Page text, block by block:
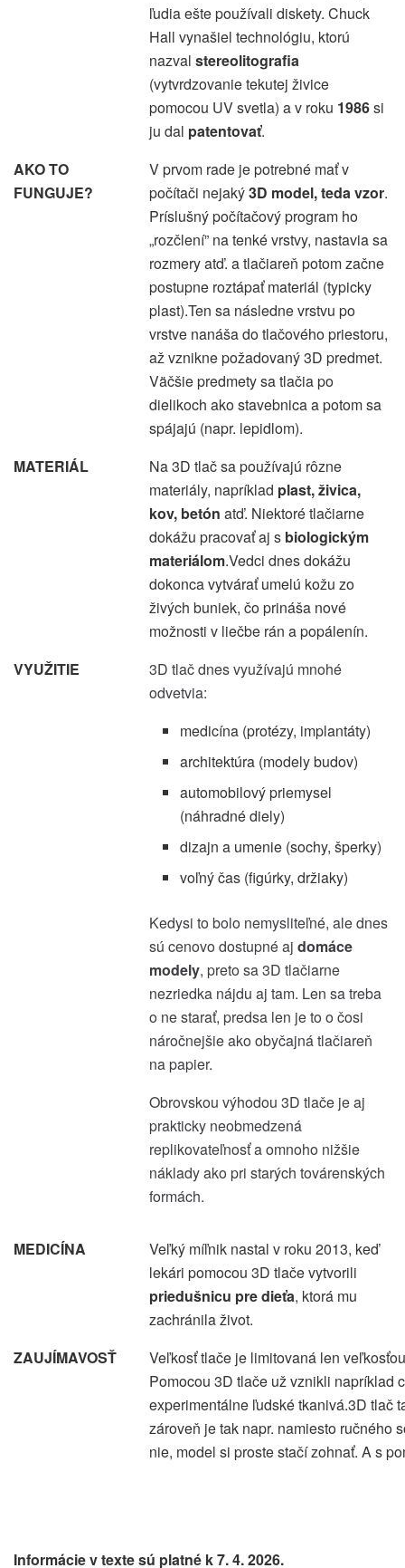
ľudia ešte používali diskety. Chuck
Hall vynašiel technológiu, ktorú
nazval stereolitografia
(vytvrdzovanie tekutej živice
pomocou UV svetla) a v roku 1986si
ju dal patentovať.
AKO TO
FUNGUJE?
V prvom rade je potrebné mať v
počítači nejaký3D model, teda vzor.
Príslušný počítačový program ho
„rozčlení” na tenké vrstvy, nastavia sa
rozmery atď. a tlačiareň potom začne
postupne roztápať materiál (typicky
plast).Ten sa následne vrstvu po
vrstve nanáša do tlačového priestoru,
až vznikne požadovaný 3D predmet.
Väčšie predmety sa tlačia po
dielikoch ako stavebnica a potom sa
spájajú (napr. lepidlom).
MATERIÁL
Na 3D tlač sa používajú rôzne
materiály, napríklad plast, živica,
kov, betón atď. Niektoré tlačiarne
dokážu pracovať aj s biologickým
materiálom.Vedci dnes dokážu
dokonca vytvárať umelú kožu zo
živých buniek, čo prináša nové
možnosti v liečbe rán a popálenín.
VYUŽITIE
3D tlač dnes využívajú mnohé
odvetvia:
medicína (protézy, implantáty)
architektúra (modely budov)
automobilový priemysel
(náhradné diely)
dizajn a umenie (sochy, šperky)
voľný čas (figúrky, držiaky)
Kedysi to bolo nemysliteľné, ale dnes
sú cenovo dostupné aj domáce
modely, preto sa 3D tlačiarne
nezriedka nájdu aj tam. Len sa treba
o ne starať, predsa len je to o čosi
náročnejšie ako obyčajná tlačiareň
na papier.
Obrovskou výhodou 3D tlače je aj
prakticky neobmedzená
replikovateľnosť a omnoho nižšie
náklady ako pri starých továrenských
formách.
MEDICÍNA
Veľký míľnik nastal v roku 2013, keď
lekári pomocou 3D tlače vytvorili
priedušnicu pre dieťa, ktorá mu
zachránila život.
ZAUJÍMAVOSŤ
Veľkosť tlače je limitovaná len
Pomocou 3D tlače už vznikli napríklad
experimentálne ľudské tkanivá.3D tlač
zároveň je tak napr. namiesto ručného
nie, model si proste stačí zohnať. A s
Informácie v texte sú platné k 7. 4. 2026.